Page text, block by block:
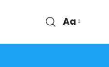
Aa